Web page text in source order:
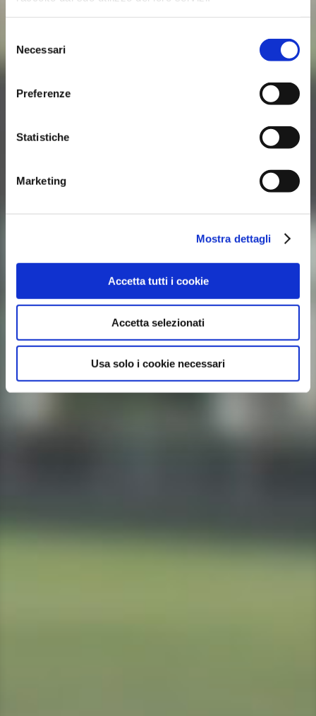
delNecessari
Preferenze
Statistiche
Marketing
Mostra dettagli
Accetta tutti i cookie
Accetta selezionati
Usa solo i cookie necessari